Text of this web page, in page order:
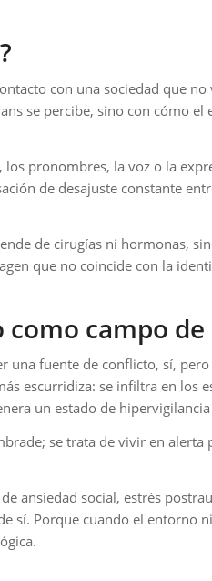
con una sociedad que
se percibe, sino con cómo el
pronombres, la voz o la
de desajuste constante
de cirugías ni hormonas,
que no coincide con la
campo
una fuente de conflicto, sí,
escurridiza: se infiltra en los
un estado de
se trata de vivir en alerta
ansiedad social, estrés
sí. Porque cuando el entorno